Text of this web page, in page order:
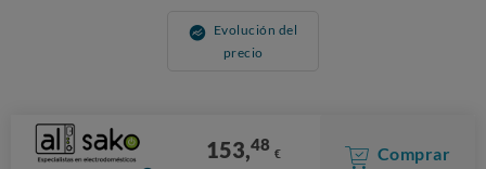
Evolución del
precio
153,48 € Comprar